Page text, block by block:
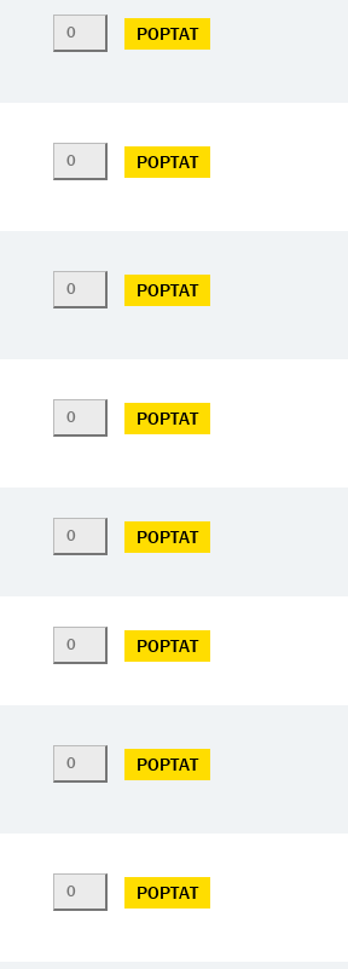
POPTAT
POPTAT
POPTAT
POPTAT
POPTAT
POPTAT
POPTAT
POPTAT